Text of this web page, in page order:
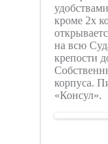
кроме 2х
на всю
крепости
корпуса.
«Консул».